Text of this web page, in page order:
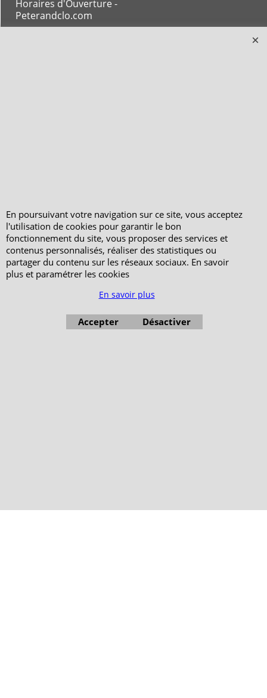
Horaires d'Ouverture -
Peterandclo.com
En poursuivant votre navigation sur ce site, vous acceptez
l'utilisation de cookies pour garantir le bon
fonctionnement du site, vous proposer des services et
contenus personnalisés, réaliser des statistiques ou
partager du contenu sur les réseaux sociaux. En savoir
plus et paramétrer les cookies
En savoir plus
Accepter Désactiver